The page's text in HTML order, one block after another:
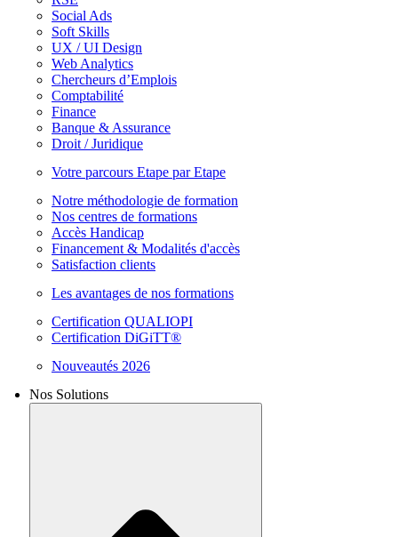
Social Ads
Soft Skills
UX / UI Design
Web Analytics
Chercheurs d’Emplois
Comptabilité
Finance
Banque & Assurance
Droit / Juridique
Votre parcours Etape par Etape
Notre méthodologie de formation
Nos centres de formations
Accès Handicap
Financement & Modalités d'accès
Satisfaction clients
Les avantages de nos formations
Certification QUALIOPI
Certification DiGiTT®
Nouveautés 2026
Nos Solutions